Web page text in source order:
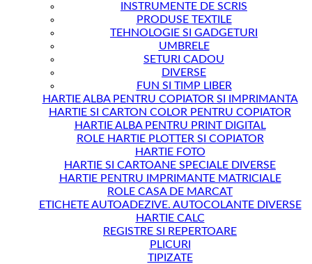
INSTRUMENTE DE SCRIS
PRODUSE TEXTILE
TEHNOLOGIE SI GADGETURI
UMBRELE
SETURI CADOU
DIVERSE
FUN SI TIMP LIBER
HARTIE ALBA PENTRU COPIATOR SI IMPRIMANTA
HARTIE SI CARTON COLOR PENTRU COPIATOR
HARTIE ALBA PENTRU PRINT DIGITAL
ROLE HARTIE PLOTTER SI COPIATOR
HARTIE FOTO
HARTIE SI CARTOANE SPECIALE DIVERSE
HARTIE PENTRU IMPRIMANTE MATRICIALE
ROLE CASA DE MARCAT
ETICHETE AUTOADEZIVE. AUTOCOLANTE DIVERSE
HARTIE CALC
REGISTRE SI REPERTOARE
PLICURI
TIPIZATE